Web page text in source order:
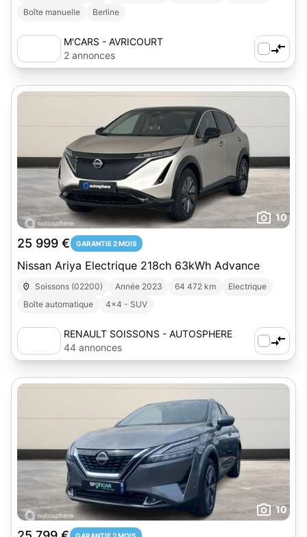
Boîte manuelle
Berline
M'CARS - AVRICOURT
2 annonces
10
25 999 € GARANTIE 2 MOIS
Nissan Ariya Electrique 218ch 63kWh Advance
Soissons (02200) Année 2023 64 472 km
Electrique
Boîte automatique
4x4 - SUV
RENAULT SOISSONS - AUTOSPHERE
44 annonces
10